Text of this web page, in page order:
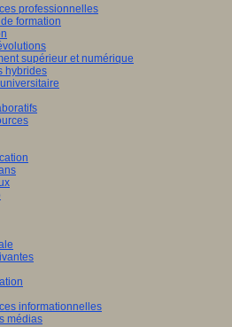
professionnelles
formation
supérieur et numérique
hybrides
informationnelles
médias